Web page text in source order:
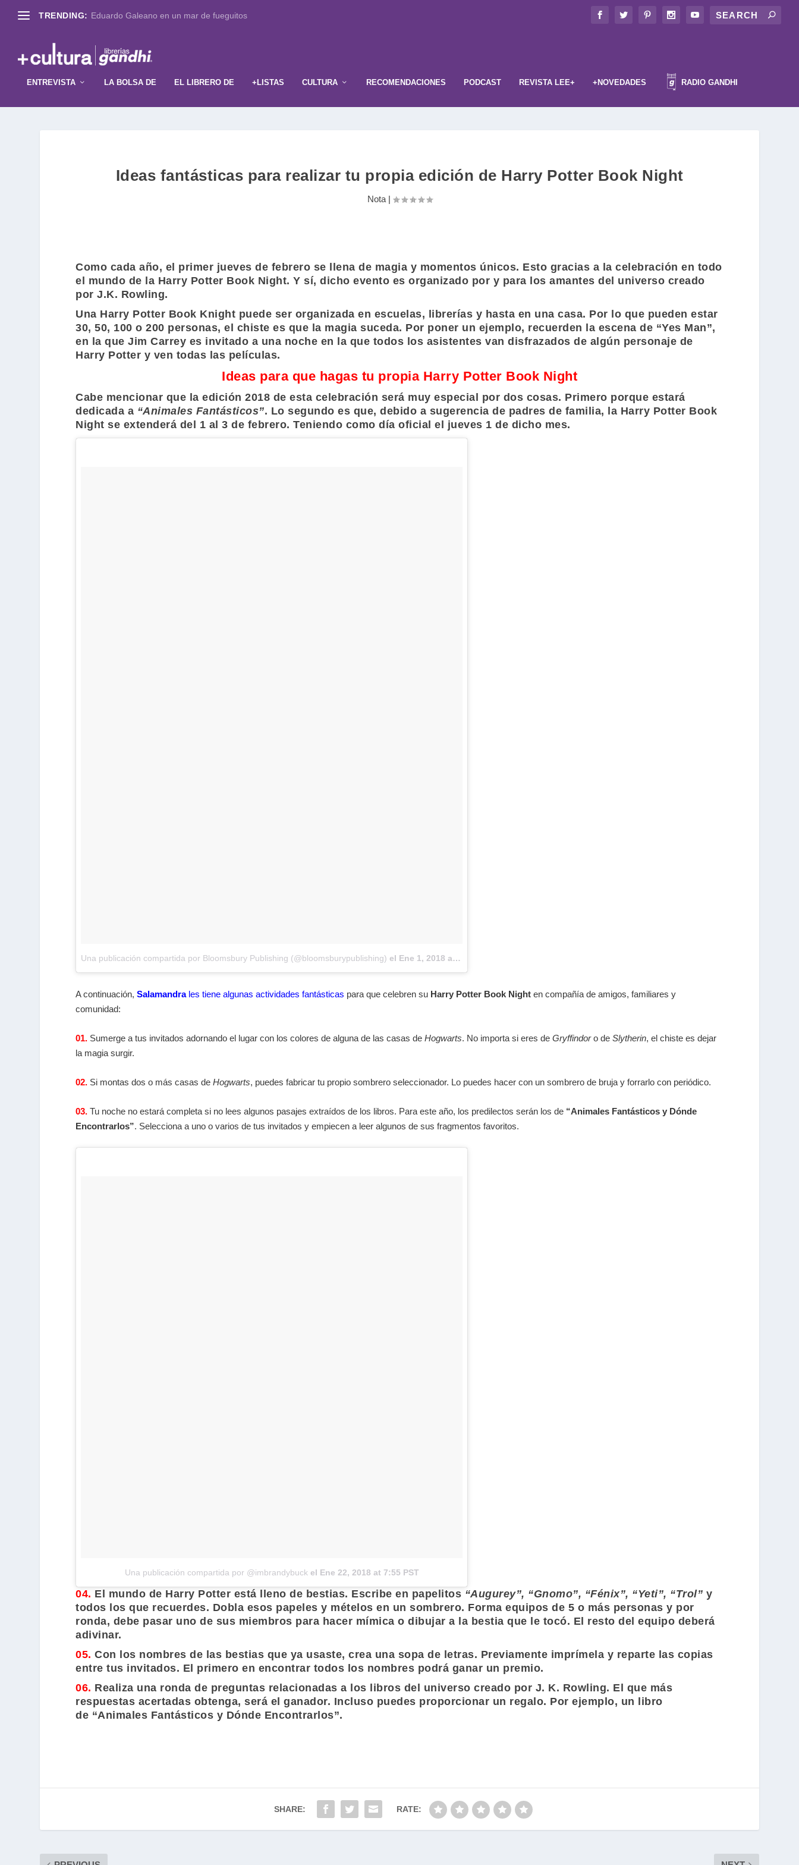
TRENDING: Eduardo Galeano en un mar de fueguitos
ENTREVISTA LA BOLSA DE EL LIBRERO DE +LISTAS CULTURA RECOMENDACIONES PODCAST REVISTA LEE+ +NOVEDADES RADIO GANDHI
Ideas fantásticas para realizar tu propia edición de Harry Potter Book Night
Nota|
Como cada año, el primer jueves de febrero se llena de magia y momentos únicos. Esto gracias a la celebración en todo
el mundo de la Harry Potter Book Night. Y sí, dicho evento es organizado por y para los amantes del universo creado
porJ.K. Rowling.
Una Harry Potter Book Knight puede ser organizada en escuelas, librerías y hasta en una casa. Por lo que pueden estar
30, 50, 100 o 200 personas, el chiste es que la magia suceda. Por poner un ejemplo, recuerden la escena de “Yes Man”,
en la queJim Carrey es invitado a una noche en la que todos los asistentes van disfrazados de algún personaje de
Harry Potter y ven todas las películas.
Ideas para que hagas tu propia Harry Potter Book Night
Cabe mencionar que la edición 2018 de esta celebración será muy especial por dos cosas. Primero porque estará
dedicada a “Animales Fantásticos”. Lo segundo es que, debido a sugerencia de padres de familia, la Harry Potter Book
Night se extenderá del 1 al 3 de febrero. Teniendo como día oficial el jueves 1 de dicho mes.
Una publicación compartida por Bloomsbury Publishing (@bloomsburypublishing) el Ene 1, 2018 at 1:09 PST
A continuación,Salamandrales tiene algunas actividades fantásticas para que celebren su Harry Potter Book Night en compañía de amigos, familiares y
comunidad:
01. Sumerge a tus invitados adornando el lugar con los colores de alguna de las casas deHogwarts. No importa si eres deGryffindoro deSlytherin, el chiste es dejar
la magia surgir.
02. Si montas dos o más casas deHogwarts, puedes fabricar tu propio sombrero seleccionador. Lo puedes hacer con un sombrero de bruja y forrarlo con periódico.
03. Tu noche no estará completa si no lees algunos pasajes extraídos de los libros. Para este año, los predilectos serán los de “Animales Fantásticos y Dónde
Encontrarlos”. Selecciona a uno o varios de tus invitados y empiecen a leer algunos de sus fragmentos favoritos.
Una publicación compartida por @imbrandybuckel Ene 22, 2018 at 7:55 PST
04. El mundo de Harry Potter está lleno de bestias. Escribe en papelitos “Augurey”, “Gnomo”, “Fénix”, “Yeti”, “Trol” y
todos los que recuerdes. Dobla esos papeles y mételos en un sombrero. Forma equipos de 5 o más personas y por
ronda, debe pasar uno de sus miembros para hacer mímica o dibujar a la bestia que le tocó. El resto del equipo deberá
adivinar.
05. Con los nombres de las bestias que ya usaste, crea una sopa de letras. Previamente imprímela y reparte las copias
entre tus invitados. El primero en encontrar todos los nombres podrá ganar un premio.
06. Realiza una ronda de preguntas relacionadas a los libros del universo creado por J. K. Rowling. El que más
respuestas acertadas obtenga, será el ganador. Incluso puedes proporcionar un regalo. Por ejemplo, un libro
de “Animales Fantásticos y Dónde Encontrarlos”.
SHARE: RATE: